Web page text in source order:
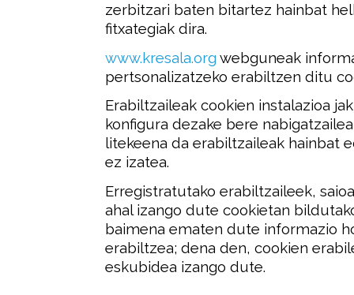
zerbitzari baten bitartez hainbat
fitxategiak dira.
www.kresala.org webguneak
pertsonalizatzeko erabiltzen ditu
Erabiltzaileak cookien instalazioa
konfigura dezake bere
litekeena da erabiltzaileak hainbat
ez izatea.
Erregistratutako erabiltzaileek,
ahal izango dute cookietan
baimena ematen dute informazio
erabiltzea; dena den, cookien
eskubidea izango dute.